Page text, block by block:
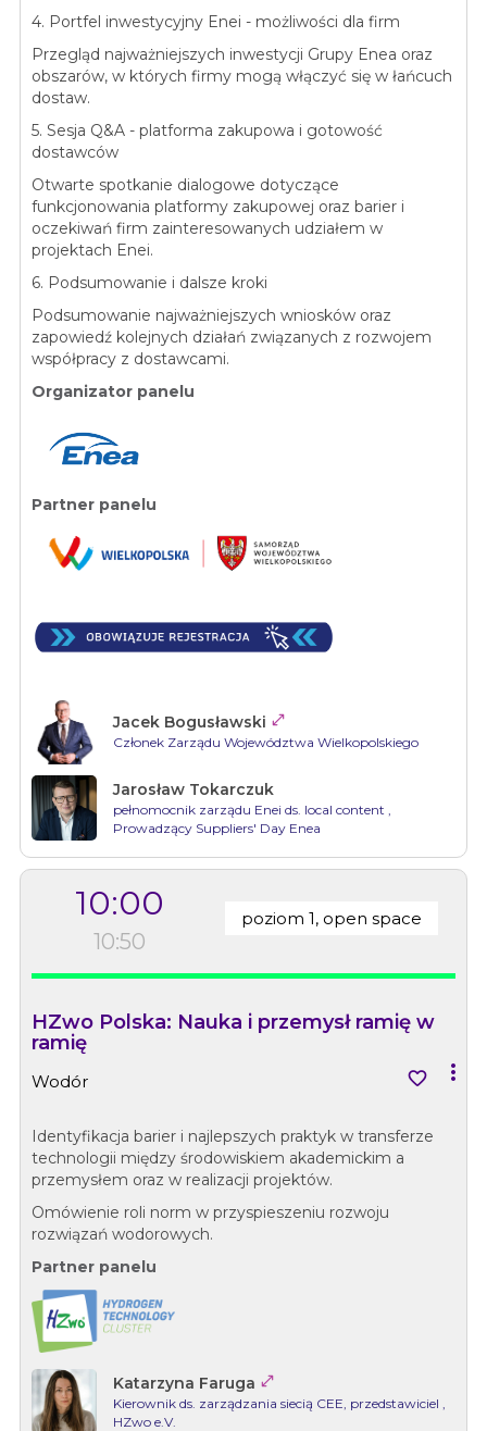
4. Portfel inwestycyjny Enei - możliwości dla firm
Przegląd najważniejszych inwestycji Grupy Enea oraz
obszarów, w których firmy mogą włączyć się w łańcuch
dostaw.
5. Sesja Q&A - platforma zakupowa i gotowość
dostawców
Otwarte spotkanie dialogowe dotyczące
funkcjonowania platformy zakupowej oraz barier i
oczekiwań firm zainteresowanych udziałem w
projektach Enei.
6. Podsumowanie i dalsze kroki
Podsumowanie najważniejszych wniosków oraz
zapowiedź kolejnych działań związanych z rozwojem
współpracy z dostawcami.
Organizator panelu
Partner panelu
Jacek Bogusławski 
Członek Zarządu Województwa Wielkopolskiego
Jarosław Tokarczuk
pełnomocnik zarządu Enei ds. local content
Prowadzący Suppliers' Day Enea
10:00
10:50
poziom 1, open space
HZwo Polska: Nauka i przemysł ramię w
ramię
Wodór  
Identyfikacja barier i najlepszych praktyk w transferze
technologii między środowiskiem akademickim a
przemysłem oraz w realizacji projektów.
Omówienie roli norm w przyspieszeniu rozwoju
rozwiązań wodorowych.
Partner panelu
Katarzyna Faruga 
Kierownik ds. zarządzania siecią CEE, przedstawiciel
HZwo e.V.